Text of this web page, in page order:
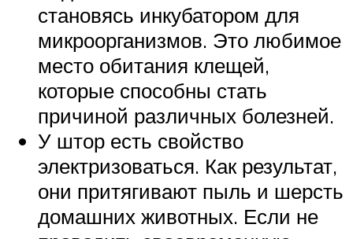
становясь инкубатором для
микроорганизмов. Это любимое
место обитания клещей,
которые способны стать
причиной различных болезней.
У штор есть свойство
электризоваться. Как результат,
они притягивают пыль и шерсть
домашних животных. Если не